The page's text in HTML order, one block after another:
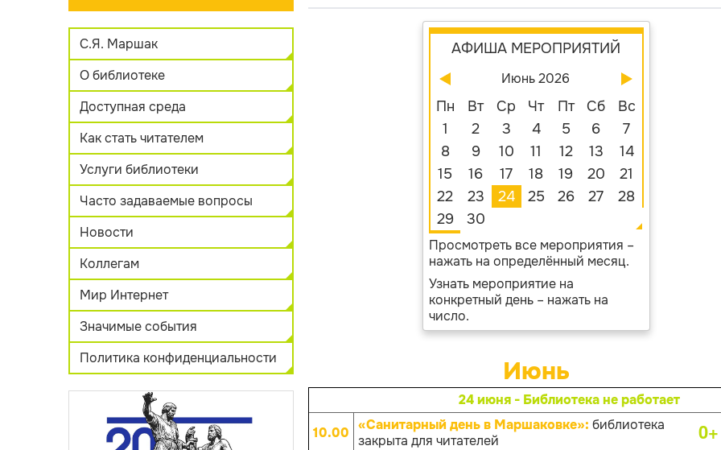
С.Я. Маршак
О библиотеке
Доступная среда
Как стать читателем
Услуги библиотеки
Часто задаваемые вопросы
Новости
Коллегам
Мир Интернет
Значимые события
Политика конфиденциальности
АФИША МЕРОПРИЯТИЙ
Июнь 2026
Пн Вт Ср Чт Пт Сб
Вс
1
2 3 4 5 6
7
8
9 10 11 12 13
14
15
16 17 18 19 20
21
22
23 24 25 26 27
28
29
30
Просмотреть все мероприятия –
нажать на определённый месяц.
Узнать мероприятие на
конкретный день – нажать на
число.
Июнь
24 июня - Библиотека не работает
10.00 «Санитарный день в Маршаковке»: библиотека
закрыта для читателей
0+